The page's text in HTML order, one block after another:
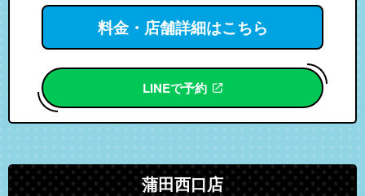
料金・店舗詳細はこちら
LINEで予約
蒲田西口店